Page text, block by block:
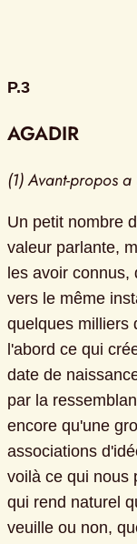
P.3
AGADIR
(1) Avant-propos
Un petit nombre
valeur parlante,
les avoir
vers le même
quelques milliers
l'abord ce qui
date de
par la
encore qu'une
associations
voilà ce qui nous
qui rend naturel
veuille ou non,